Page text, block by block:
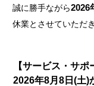
誠に勝手ながら2026
休業とさせていただ
【サービス・サポ
2026年8月8日(土)